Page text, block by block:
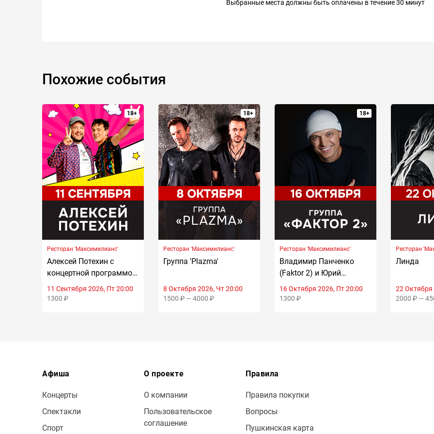
Выбранные места должны быть оплачены в течение 30 минут
Похожие события
18+
Ресторан 'Максимилианс'
Алексей Потехин с
концертной программой
'Поднимаем Руки Вверх'
11 Сентября 2026, Пт 20:00
1300 ₽
18+
Ресторан 'Максимилианс'
Группа 'Plazma'
8 Октября 2026, Чт 20:00
1500 ₽ — 4000 ₽
18+
Ресторан 'Максимилианс'
Владимир Панченко
(Faktor 2) и Юрий
Чистяков (Guns)
16 Октября 2026, Пт 20:00
1300 ₽
Ресторан
Линда
22 Октября
2000 ₽ —
Афиша
Концерты
Спектакли
Спорт
О проекте
О компании
Пользовательское
соглашение
Правила
Правила покупки
Вопросы
Пушкинская карта